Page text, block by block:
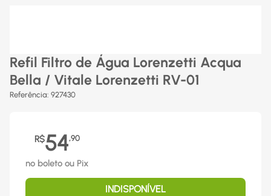
Refil Filtro de Água Lorenzetti Acqua
Bella / Vitale Lorenzetti RV-01
Referência: 927430
R$54,90
no boleto ou Pix
INDISPONÍVEL